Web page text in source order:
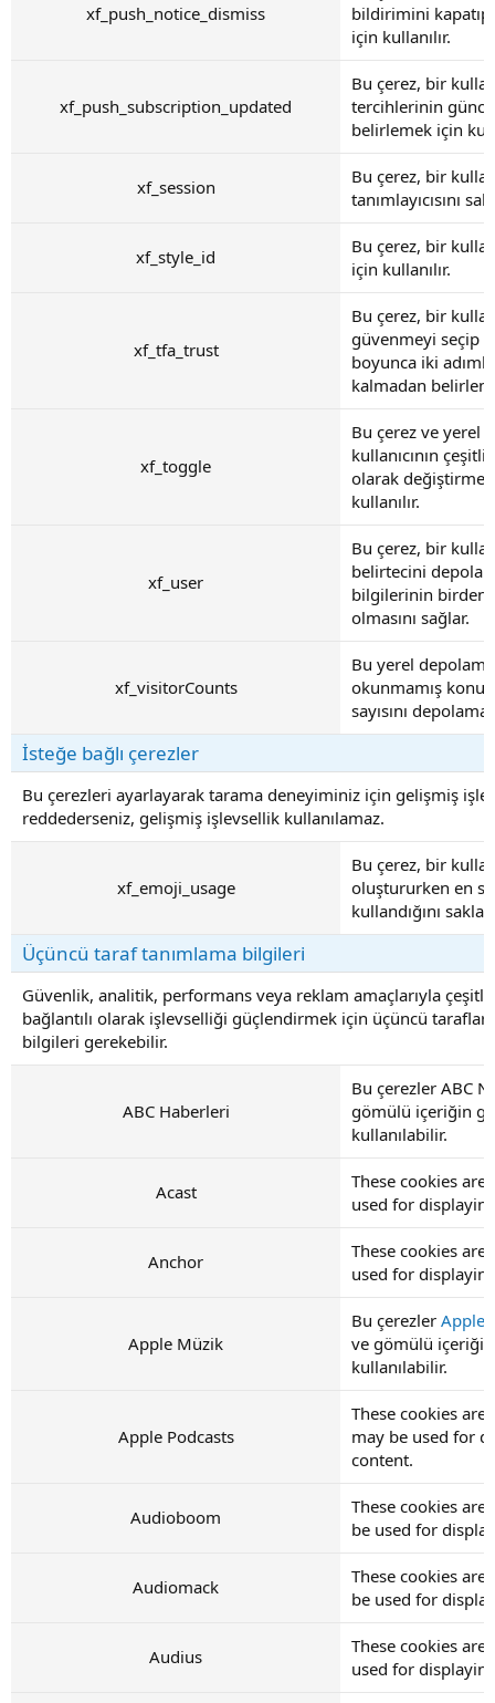
xf_push_notice_dismiss
bildirimini kapatıp
için kullanılır.
xf_push_subscription_updated
Bu çerez, bir
tercihlerinin
belirlemek için
xf_session
Bu çerez, bir
tanımlayıcısını
xf_style_id
Bu çerez, bir
için kullanılır.
xf_tfa_trust
Bu çerez, bir
güvenmeyi seçip
boyunca iki
kalmadan
xf_toggle
Bu çerez ve yerel
kullanıcının
olarak değiştirme
kullanılır.
xf_user
Bu çerez, bir
belirtecini
bilgilerinin birden
olmasını sağlar.
xf_visitorCounts
Bu yerel
okunmamış
sayısını
İsteğe bağlı çerezler
Bu çerezleri ayarlayarak tarama deneyiminiz için gelişmiş
reddederseniz, gelişmiş işlevsellik kullanılamaz.
xf_emoji_usage
Bu çerez, bir
oluştururken en
kullandığını
Üçüncü taraf tanımlama bilgileri
Güvenlik, analitik, performans veya reklam amaçlarıyla çeşitli
bağlantılı olarak işlevselliği güçlendirmek için üçüncü
bilgileri gerekebilir.
ABC Haberleri
Bu çerezler ABC
gömülü içeriğin
kullanılabilir.
Acast
These cookies are
used for
Anchor
These cookies are
used for
Apple Müzik
Bu çerezler Apple
ve gömülü içeriği
kullanılabilir.
Apple Podcasts
These cookies are
may be used for
content.
Audioboom
These cookies
be used for
Audiomack
These cookies
be used for
Audius
These cookies
used for